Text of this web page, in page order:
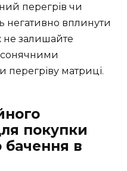
перегрів чи
негативно вплинути
не залишайте
перегріву матриці.
покупки
бачення в